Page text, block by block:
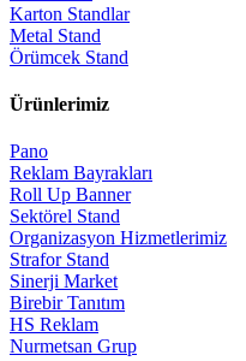
Karton Standlar
Metal Stand
Örümcek Stand
Ürünlerimiz
Pano
Reklam Bayrakları
Roll Up Banner
Sektörel Stand
Organizasyon Hizmetlerimiz
Strafor Stand
Sinerji Market
Birebir Tanıtım
HS Reklam
Nurmetsan Grup